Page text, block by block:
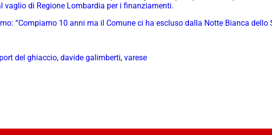
vaglio di Regione Lombardia per i finanziamenti.
“Compiamo 10 anni ma il Comune ci ha escluso dalla Notte Bianca dello
del ghiaccio, davide galimberti, varese